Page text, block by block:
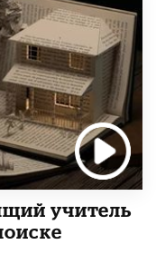
учитель